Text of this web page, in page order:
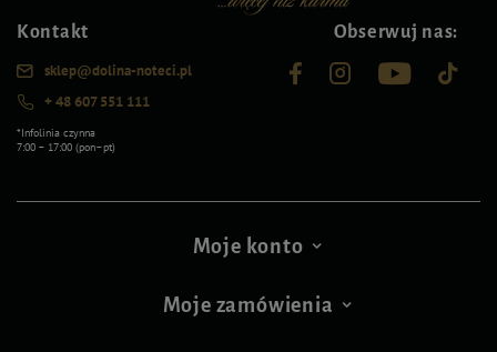
Kontakt
sklep@dolina-noteci.pl
+ 48 607 551 111
*Infolinia czynna
7:00 – 17:00 (pon–pt)
Obserwuj nas:
Moje konto
Moje zamówienia